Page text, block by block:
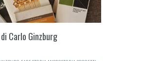
Carlo Ginzburg